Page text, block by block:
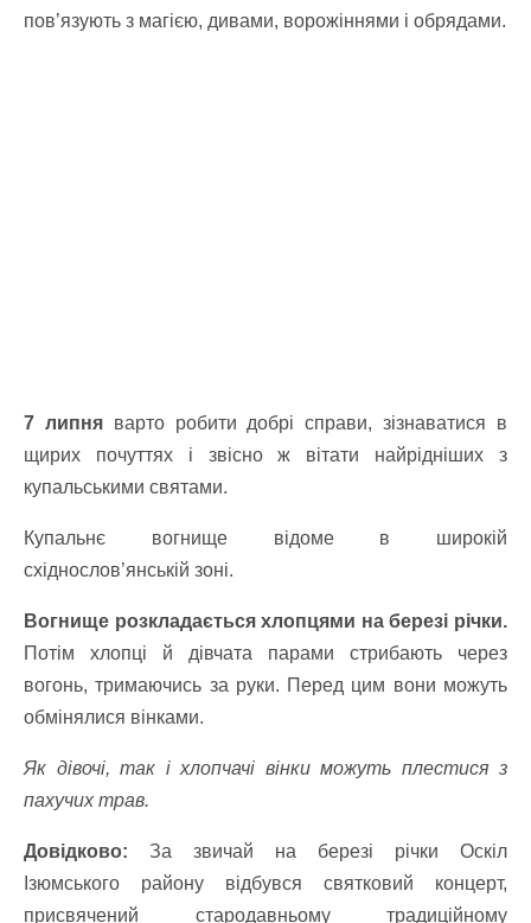
пов’язують з магією, дивами, ворожіннями і обрядами.
7 липняварто робити добрі справи, зізнаватися в
щирих почуттях і звісно ж вітати найрідніших з
купальськими святами.
Купальнє вогнище відоме в широкій
східнослов’янській зоні.
Вогнище розкладається хлопцями на березі річки.
Потім хлопці й дівчата парами стрибають через
вогонь, тримаючись за руки. Перед цим вони можуть
обмінялися вінками.
Як дівочі, так і хлопчачі вінки можуть плестися з
пахучих трав.
Довідково: За звичай на березі річки Оскіл
Ізюмського району відбувся святковий концерт,
присвячений стародавньому традиційному